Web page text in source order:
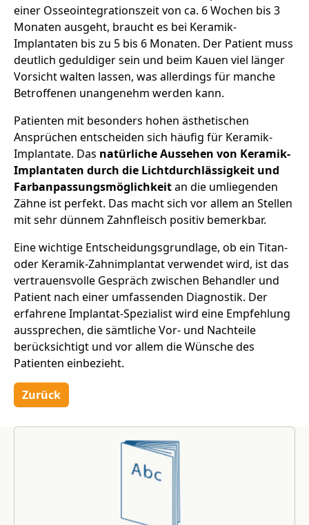
einer Osseointegrationszeit von ca. 6 Wochen bis 3
Monaten ausgeht, braucht es bei Keramik-
Implantaten bis zu 5 bis 6 Monaten. Der Patient muss
deutlich geduldiger sein und beim Kauen viel länger
Vorsicht walten lassen, was allerdings für manche
Betroffenen unangenehm werden kann.
Patienten mit besonders hohen ästhetischen
Ansprüchen entscheiden sich häufig für Keramik-
Implantate. Das natürliche Aussehen von Keramik-
Implantaten durch die Lichtdurchlässigkeit und
Farbanpassungsmöglichkeitan die umliegenden
Zähne ist perfekt. Das macht sich vor allem an Stellen
mit sehr dünnem Zahnfleisch positiv bemerkbar.
Eine wichtige Entscheidungsgrundlage, ob ein Titan-
oder Keramik-Zahnimplantat verwendet wird, ist das
vertrauensvolle Gespräch zwischen Behandler und
Patient nach einer umfassenden Diagnostik. Der
erfahrene Implantat-Spezialist wird eine Empfehlung
aussprechen, die sämtliche Vor- und Nachteile
berücksichtigt und vor allem die Wünsche des
Patienten einbezieht.
Zurück